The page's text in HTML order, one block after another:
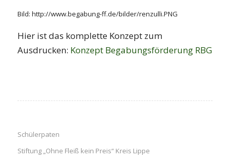
Bild: http://www.begabung-ff.de/bilder/renzulli.PNG
Hier ist das komplette Konzept zum
Ausdrucken: Konzept Begabungsförderung RBG
Schülerpaten
Stiftung „Ohne Fleiß kein Preis“ Kreis Lippe